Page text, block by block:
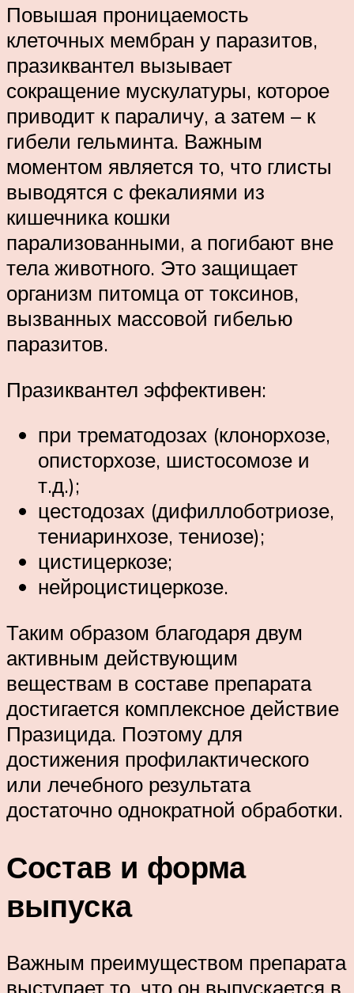
Повышая проницаемость
клеточных мембран у паразитов,
празиквантел вызывает
сокращение мускулатуры, которое
приводит к параличу, а затем – к
гибели гельминта. Важным
моментом является то, что глисты
выводятся с фекалиями из
кишечника кошки
парализованными, а погибают вне
тела животного. Это защищает
организм питомца от токсинов,
вызванных массовой гибелью
паразитов.
Празиквантел эффективен:
при трематодозах (клонорхозе,
описторхозе, шистосомозе и
т.д.);
цестодозах (дифиллоботриозе,
тениаринхозе, тениозе);
цистицеркозе;
нейроцистицеркозе.
Таким образом благодаря двум
активным действующим
веществам в составе препарата
достигается комплексное действие
Празицида. Поэтому для
достижения профилактического
или лечебного результата
достаточно однократной обработки.
Состав и форма
выпуска
Важным преимуществом препарата
выступает то, что он выпускается в